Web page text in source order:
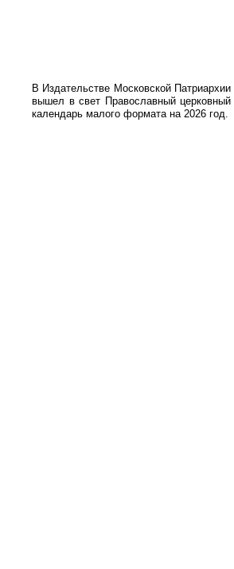
В Издательстве Московской Патриархии
вышел в свет Православный церковный
календарь малого формата на 2026 год.